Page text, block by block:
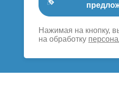
Нажимая на кнопку,
на обработку